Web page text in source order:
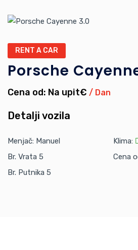
RENT A CAR
Porsche
Cena od: Na upit€ / Dan
Detalji vozila
Menjač: Manuel
Br. Vrata 5
Br. Putnika 5
Klima:
Cena